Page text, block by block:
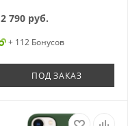
2 790руб.
+ 112 Бонусов
ПОД ЗАКАЗ